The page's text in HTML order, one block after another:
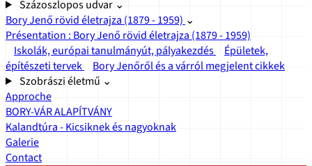
Százoszlopos udvar ⌄
Bory Jenő rövid életrajza (1879 - 1959) ⌄
Présentation : Bory Jenő rövid életrajza (1879 - 1959)
Iskolák, európai tanulmányút, pályakezdés
Épületek,
építészeti tervek
Bory Jenőről és a várról megjelent cikkek
Szobrászi életmű ⌄
Approche
BORY-VÁR ALAPÍTVÁNY
Kalandtúra - Kicsiknek és nagyoknak
Galerie
Contact